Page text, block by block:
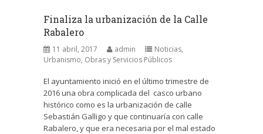
Finaliza la urbanización de la Calle
Rabalero
11 abril, 2017 admin Noticias,
Urbanismo, Obras y Servicios Públicos
El ayuntamiento inició en el último trimestre de
2016 una obra complicada del casco urbano
histórico como es la urbanización de calle
Sebastián Galligo y que continuaría con calle
Rabalero, y que era necesaria por el mal estado